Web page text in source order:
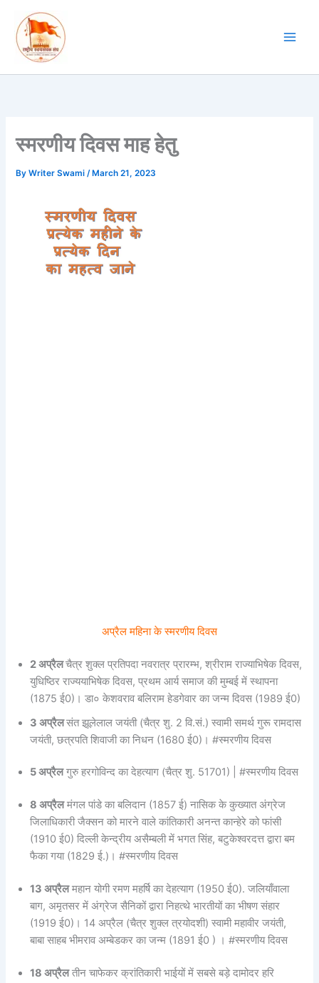
content
स्मरणीय दिवस माह हेतु
ByWriter Swami/ March 21, 2023
अप्रैल महिना के स्मरणीय दिवस
2 अप्रैलचैत्र शुक्ल प्रतिपदा नवरात्र प्रारम्भ, श्रीराम राज्याभिषेक दिवस,
युधिष्ठिर राज्ययाभिषेक दिवस, प्रथम आर्य समाज की मुम्बई में स्थापना
(1875 ई0)। डा० केशवराव बलिराम हेडगेवार का जन्म दिवस (1989 ई0)
3 अप्रैलसंत झूलेलाल जयंती (चैत्र शु. 2 वि.सं.) स्वामी समर्थ गुरू रामदास
जयंती, छत्रपति शिवाजी का निधन (1680 ई0)। #स्मरणीय दिवस
5 अप्रैलगुरु हरगोविन्द का देहत्याग (चैत्र शु. 51701) | #स्मरणीय दिवस
8 अप्रैलमंगल पांडे का बलिदान (1857 ई) नासिक के कुख्यात अंग्रेज
जिलाधिकारी जैक्सन को मारने वाले कांतिकारी अनन्त कान्हेरे को फांसी
(1910 ई0) दिल्ली केन्द्रीय असैम्बली में भगत सिंह, बटुकेश्वरदत्त द्वारा बम
फैका गया (1829 ई.)। #स्मरणीय दिवस
13 अप्रैलमहान योगी रमण महर्षि का देहत्याग (1950 ई0). जलियाँवाला
बाग, अमृतसर में अंग्रेज सैनिकों द्वारा निहत्थे भारतीयों का भीषण संहार
(1919 ई0)। 14 अप्रैल (चैत्र शुक्ल त्रयोदशी) स्वामी महावीर जयंती,
बाबा साहब भीमराव अम्बेडकर का जन्म (1891 ई0 ) । #स्मरणीय दिवस
18 अप्रैलतीन चाफेकर क्रांतिकारी भाईयों में सबसे बड़े दामोदर हरि